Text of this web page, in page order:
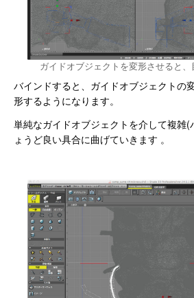
ガイドオブジェクトを変形させると
バインドすると、ガイドオブジェクトの
形するようになります。
単純なガイドオブジェクトを介して複雑
ょうど良い具合に曲げていきます 。